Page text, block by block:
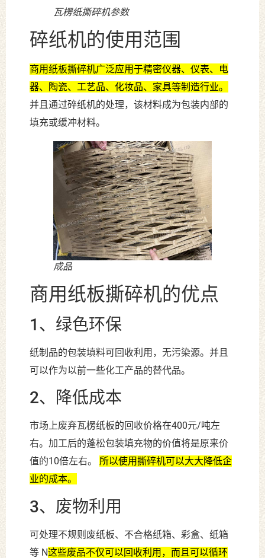
瓦楞纸撕碎机参数
碎纸机的使用范围
商用纸板撕碎机广泛应用于精密仪器、仪表、电
器、陶瓷、工艺品、化妆品、家具等制造行业。
并且通过碎纸机的处理，该材料成为包装内部的
填充或缓冲材料。
成品
商用纸板撕碎机的优点
1、绿色环保
纸制品的包装填料可回收利用，无污染源。并且
可以作为以前一些化工产品的替代品。
2、降低成本
市场上废弃瓦楞纸板的回收价格在400元/吨左
右。加工后的蓬松包装填充物的价值将是原来价
值的10倍左右。 所以使用撕碎机可以大大降低企
业的成本。
3、废物利用
可处理不规则废纸板、不合格纸箱、彩盒、纸箱
等 N这些废品不仅可以回收利用，而且可以循环